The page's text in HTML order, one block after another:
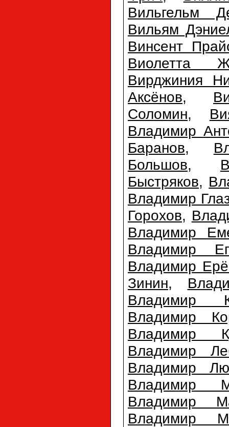
Вильгельм
Вильям
Винсент
Виолетта
Вирджиния
Аксёнов,
Соломин,
Владимир
Баранов,
Большов,
Быстряков,
Владимир
Горохов,
Владимир
Владимир
Владимир
Зинин,
Владимир
Владимир
Владимир
Владимир
Владимир
Владимир
Владимир
Владимир